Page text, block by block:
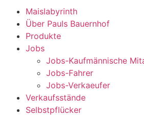
Maislabyrinth
Über Pauls Bauernhof
Produkte
Jobs
Jobs-Kaufmännische
Jobs-Fahrer
Jobs-Verkaeufer
Verkaufsstände
Selbstpflücker